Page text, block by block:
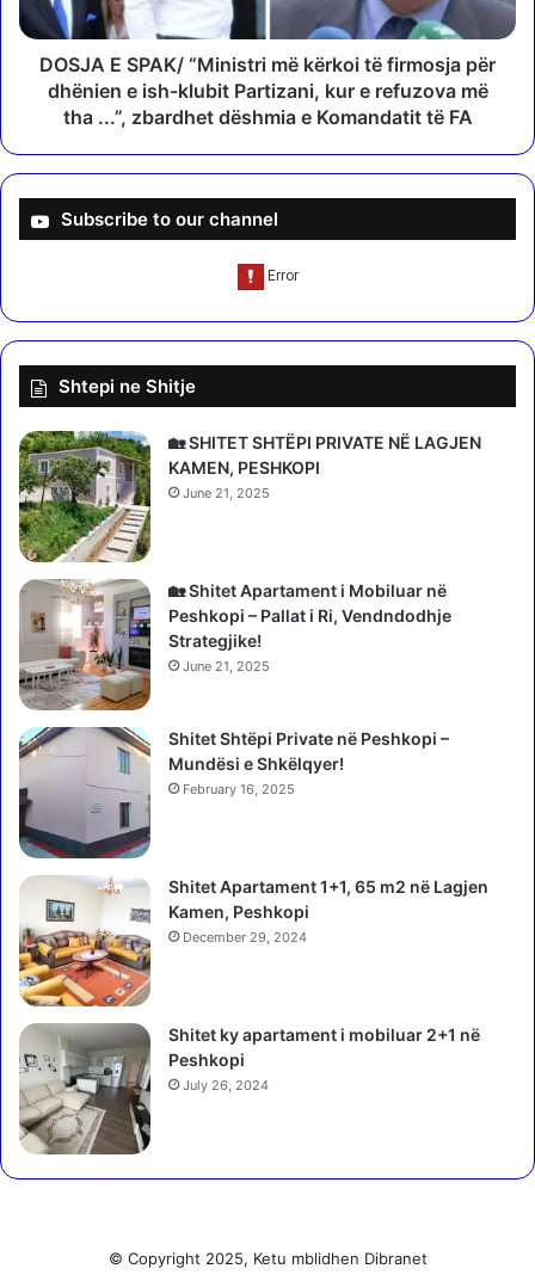
r
h
a
r
i
n
ë
B
e
r
t
(
E
M
R
I
)
P
A
s
m
ë
ë
r
k
o
i
t
ë
f
r
m
o
s
j
a
p
ë
r
h
n
i
e
e
i
s
h
-
DOSJA E SPAK/ “Ministri më kërkoi të firmosja për
dhënien e ish-klubit Partizani, kur e refuzova më
tha ...”, zbardhet dëshmia e Komandatit të FA
Subscribe to our channel
Shtepi ne Shitje
🏡 SHITET SHTËPI PRIVATE NË LAGJEN
KAMEN, PESHKOPI
June 21, 2025
🏡 Shitet Apartament i Mobiluar në
Peshkopi – Pallat i Ri, Vendndodhje
Strategjike!
June 21, 2025
Shitet Shtëpi Private në Peshkopi –
Mundësi e Shkëlqyer!
February 16, 2025
Shitet Apartament 1+1, 65 m2 në Lagjen
Kamen, Peshkopi
December 29, 2024
Shitet ky apartament i mobiluar 2+1 në
Peshkopi
July 26, 2024
© Copyright 2025, Ketu mblidhen Dibranet